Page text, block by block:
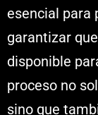
esencial para
garantizar
disponible
proceso no
sino que